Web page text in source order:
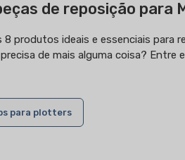
de reposição para
produtos ideais e essenciais para
precisa de mais alguma coisa?
para plotters